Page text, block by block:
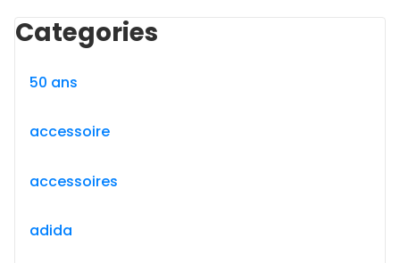
Categories
50 ans
accessoire
accessoires
adida